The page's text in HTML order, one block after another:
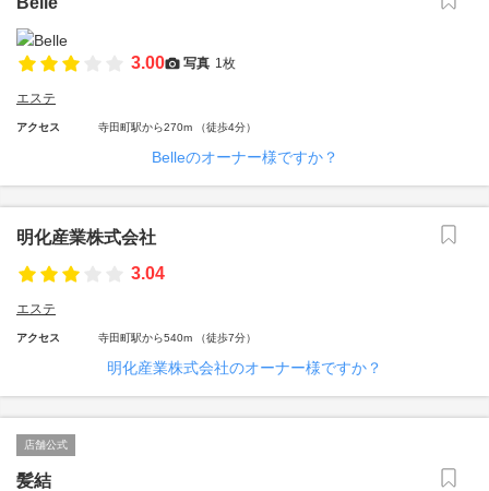
3.00 写真 1枚
エステ
アクセス 寺田町駅から270m （徒歩4分）
Belleのオーナー様ですか？
明化産業株式会社
3.04
エステ
アクセス 寺田町駅から540m （徒歩7分）
明化産業株式会社のオーナー様ですか？
店舗公式
髪結